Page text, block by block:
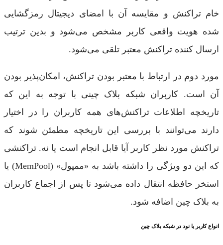
خام تراکنش و مقایسه آن با امضای دیجیتال رمزگشایی
شده هویت واقعی کاربر مشخص می‌شود و بدین ترتیب
ارسال کننده تراکنش معتبر تلقی می‌شود.
مورد دوم در ارتباط با معتبر بودن تراکنش، امکان‌پذیر بودن
آن است. کاربران شبکه بلاک چینی با توجه به این که
تاریخچه اطلاعات تراکنش‌های همه کاربران را در اختیار
دارند می‌توانند با بررسی این تاریخچه مطمئن شوند که
تراکنش مورد نظر کاربر آیا قابل انجام است یا نه. تراکنشی
که این دو ویژگی را داشته باشد به «ممپول» (MemPool) یا
استخر حافظه انتقال داده می‌شود تا پس از اجماع کاربران
به بلاک چین اضافه شود.
انواع کاربر یا نود در شبکه بلاک چین